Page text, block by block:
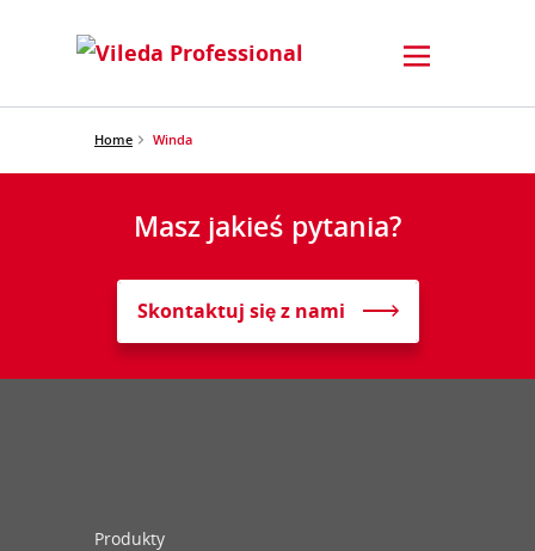
Home Winda
Masz jakieś pytania?
Skontaktuj się z nami
Produkty